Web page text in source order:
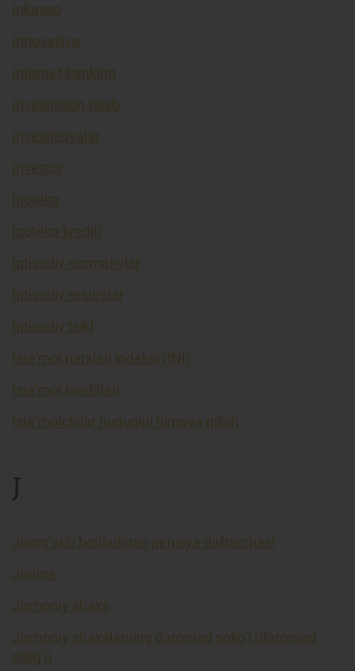
Inkasso
Innovasiya
Internet-banking
Investitsion talab
Investitsiyalar
Investor
Ipoteka
Ipoteka krediti
Iqtisodiy normativlar
Iqtisodiy resurslar
Iqtisodiy tsikl
Iste'mol narxlari indeksi (INI)
Iste’mol kreditlari
Iste’molchilar huquqini himoya qilish
J
Jamg’arib boriladigan pensiya daftarchasi
Jarima
Jismoniy shaxs
Jismoniy shaxslarning daromad solig’i (daromad
solig’i)